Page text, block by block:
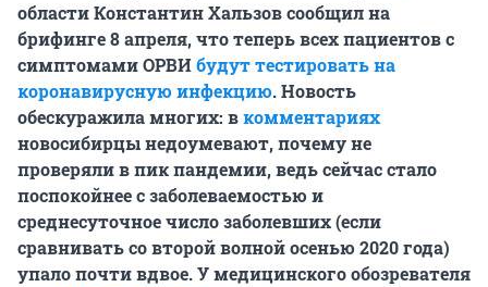
области Константин Хальзов сообщил на
брифинге 8 апреля, что теперь всех пациентов с
симптомами ОРВИбудут тестировать на
коронавирусную инфекцию. Новость
обескуражила многих: вкомментариях
новосибирцы недоумевают, почему не
проверяли в пик пандемии, ведь сейчас стало
поспокойнее с заболеваемостью и
среднесуточное число заболевших (если
сравнивать со второй волной осенью 2020 года)
упало почти вдвое. У медицинского обозревателя